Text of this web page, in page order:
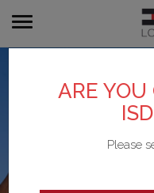
Toggle
ARE
Please